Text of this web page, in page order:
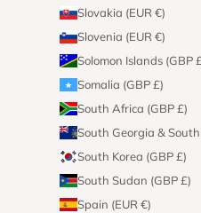
Slovakia (EUR €)
Slovenia (EUR €)
Solomon Islands (GBP
Somalia (GBP £)
South Africa (GBP £)
South Georgia &
South Korea (GBP £)
South Sudan (GBP £)
Spain (EUR €)